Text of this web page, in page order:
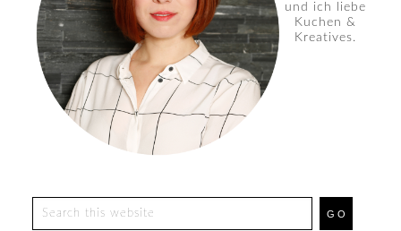
und ich liebe
Kuchen &
Kreatives.